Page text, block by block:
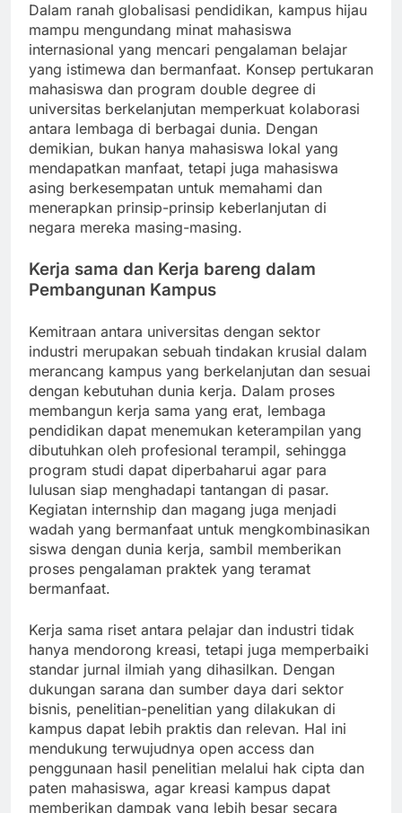
Dalam ranah globalisasi pendidikan, kampus hijau
mampu mengundang minat mahasiswa
internasional yang mencari pengalaman belajar
yang istimewa dan bermanfaat. Konsep pertukaran
mahasiswa dan program double degree di
universitas berkelanjutan memperkuat kolaborasi
antara lembaga di berbagai dunia. Dengan
demikian, bukan hanya mahasiswa lokal yang
mendapatkan manfaat, tetapi juga mahasiswa
asing berkesempatan untuk memahami dan
menerapkan prinsip-prinsip keberlanjutan di
negara mereka masing-masing.
Kerja sama dan Kerja bareng dalam
Pembangunan Kampus
Kemitraan antara universitas dengan sektor
industri merupakan sebuah tindakan krusial dalam
merancang kampus yang berkelanjutan dan sesuai
dengan kebutuhan dunia kerja. Dalam proses
membangun kerja sama yang erat, lembaga
pendidikan dapat menemukan keterampilan yang
dibutuhkan oleh profesional terampil, sehingga
program studi dapat diperbaharui agar para
lulusan siap menghadapi tantangan di pasar.
Kegiatan internship dan magang juga menjadi
wadah yang bermanfaat untuk mengkombinasikan
siswa dengan dunia kerja, sambil memberikan
proses pengalaman praktek yang teramat
bermanfaat.
Kerja sama riset antara pelajar dan industri tidak
hanya mendorong kreasi, tetapi juga memperbaiki
standar jurnal ilmiah yang dihasilkan. Dengan
dukungan sarana dan sumber daya dari sektor
bisnis, penelitian-penelitian yang dilakukan di
kampus dapat lebih praktis dan relevan. Hal ini
mendukung terwujudnya open access dan
penggunaan hasil penelitian melalui hak cipta dan
paten mahasiswa, agar kreasi kampus dapat
memberikan dampak yang lebih besar secara